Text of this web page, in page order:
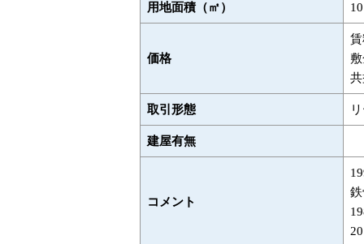
用地面積（㎡）
価格
取引形態
建屋有無
コメント